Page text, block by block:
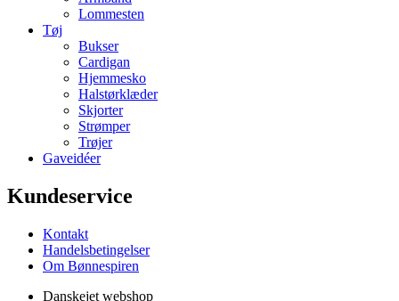
Lommesten
Tøj
Bukser
Cardigan
Hjemmesko
Halstørklæder
Skjorter
Strømper
Trøjer
Gaveidéer
Kundeservice
Kontakt
Handelsbetingelser
Om Bønnespiren
Danskejet webshop